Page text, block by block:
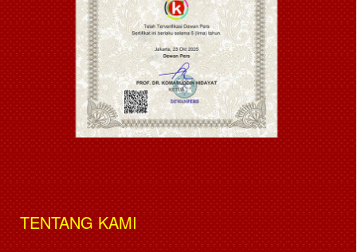
TENTANG KAMI